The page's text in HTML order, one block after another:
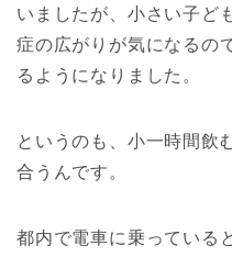
いましたが、小さい子ど
症の広がりが気になるの
るようになりました。
というのも、小一時間飲
合うんです。
都内で電車に乗っている